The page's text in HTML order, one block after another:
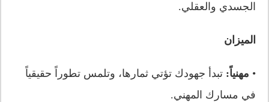
الجسدي والعقلي.
الميزان
• مهنياً: تبدأ جهودك تؤتي ثمارها، وتلمس تطوراً حقيقياً
في مسارك المهني.